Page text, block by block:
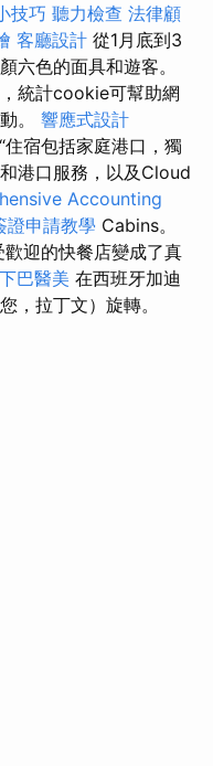
技巧 聽力檢查 法律顧
客廳設計 從1月底到3
六色的面具和遊客。
統計cookie可幫助網
。 響應式設計
“住宿包括家庭港口，獨
港口服務，以及Cloud
Accounting
證申請教學 Cabins。
迎的快餐店變成了真
巴醫美 在西班牙加迪
，拉丁文）旋轉。